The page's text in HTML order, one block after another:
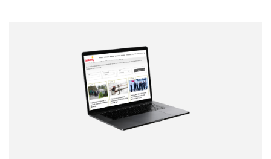
Correo electrónico
Tipo de comentario